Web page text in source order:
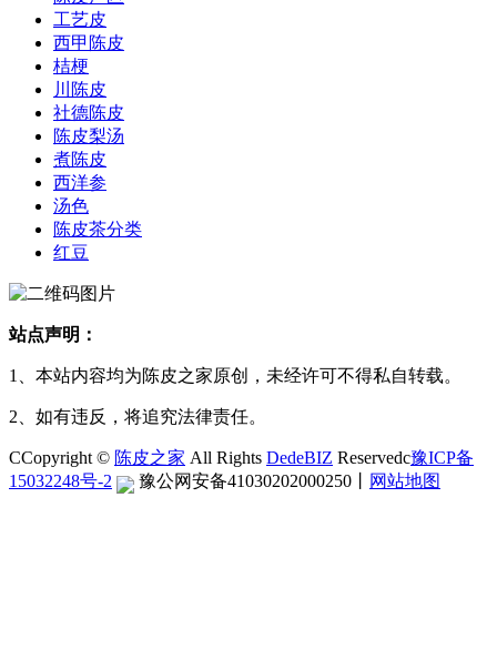
工艺皮
西甲陈皮
桔梗
川陈皮
社德陈皮
陈皮梨汤
煮陈皮
西洋参
汤色
陈皮茶分类
红豆
站点声明：
1、本站内容均为陈皮之家原创，未经许可不得私自转载。
2、如有违反，将追究法律责任。
CCopyright © 陈皮之家 All Rights DedeBIZ Reservedc豫ICP备
15032248号-2
豫公网安备41030202000250 网站地图